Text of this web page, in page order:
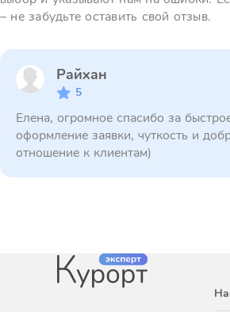
– не забудьте оставить свой отзыв.
Райхан
5
Елена, огромное спасибо за
оформление заявки, чуткость и
отношение к клиентам)